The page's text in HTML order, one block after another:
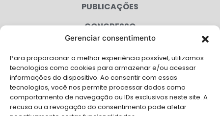
Gerenciar consentimento
Para proporcionar a melhor experiência possível, utilizamos
tecnologias como cookies para armazenar e/ou acessar
informações do dispositivo. Ao consentir com essas
tecnologias, você nos permite processar dados como
comportamento de navegação ou IDs exclusivos neste site. A
recusa ou a revogação do consentimento pode afetar
PUBLICAÇÕES
CONGRESSO
CAMPANHAS
SERVIÇOS
FILIADAS